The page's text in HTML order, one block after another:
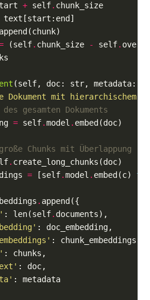
+ self.
(self. chunk_size - self.
mit hierarchischem
gesamten Dokuments
= self.model .
Chunks mit Überlappung
.
= [self.model . embed(c) for
.
: len(self.